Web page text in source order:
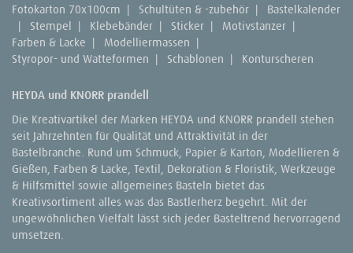
Fotokarton 70x100cm | Schultüten & -zubehör |
Bastelkalender
|
Stempel | Klebebänder | Sticker | Motivstanzer |
Farben & Lacke | Modelliermassen |
Styropor- und Watteformen | Schablonen | Konturscheren
HEYDA und KNORR prandell
Die Kreativartikel der Marken HEYDA und KNORR prandell stehen
seit Jahrzehnten für Qualität und Attraktivität in der
Bastelbranche. Rund um Schmuck, Papier & Karton, Modellieren &
Gießen, Farben & Lacke, Textil, Dekoration & Floristik, Werkzeuge
& Hilfsmittel sowie allgemeines Basteln bietet das
Kreativsortiment alles was das Bastlerherz begehrt. Mit der
ungewöhnlichen Vielfalt lässt sich jeder Basteltrend hervorragend
umsetzen.